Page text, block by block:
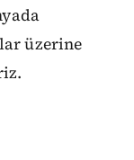
üzerine